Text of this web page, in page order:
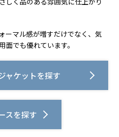
ーマル感が増すだけでなく、気
面でも優れています。
ャケットを探す
スを探す